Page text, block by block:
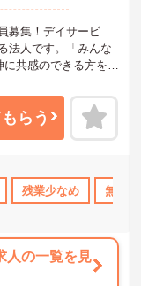
研修制度あり 産休･
募集！デイサービ
法人です。「みんな
共感のできる方をお
ので安心してスタ
接対策ポイントな
談ください。
らう
残業少なめ 無資
人の一覧を見